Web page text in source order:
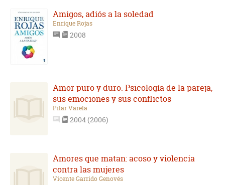
Amigos, adiós a la soledad
Enrique Rojas
2008
Amor puro y duro. Psicología de la pareja,
sus emociones y sus conflictos
Pilar Varela
2004 (2006)
Amores que matan: acoso y violencia
contra las mujeres
Vicente Garrido Genovés